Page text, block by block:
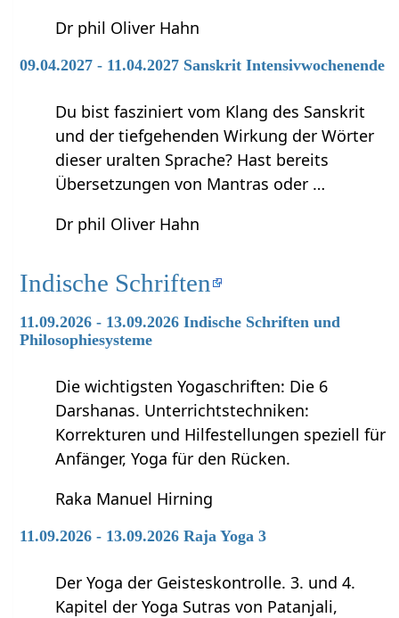
Dr phil Oliver Hahn
09.04.2027 - 11.04.2027 Sanskrit Intensivwochenende
Du bist fasziniert vom Klang des Sanskrit
und der tiefgehenden Wirkung der Wörter
dieser uralten Sprache? Hast bereits
Übersetzungen von Mantras oder …
Dr phil Oliver Hahn
Indische Schriften
11.09.2026 - 13.09.2026 Indische Schriften und
Philosophiesysteme
Die wichtigsten Yogaschriften: Die 6
Darshanas. Unterrichtstechniken:
Korrekturen und Hilfestellungen speziell für
Anfänger, Yoga für den Rücken.
Raka Manuel Hirning
11.09.2026 - 13.09.2026 Raja Yoga 3
Der Yoga der Geisteskontrolle. 3. und 4.
Kapitel der Yoga Sutras von Patanjali,